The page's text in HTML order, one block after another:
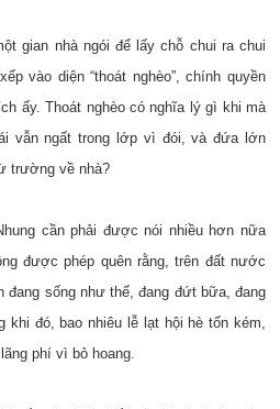
gian nhà ngói để lấy chỗ chui ra chui
vào diện “thoát nghèo”, chính quyền
ấy. Thoát nghèo có nghĩa lý gì khi mà
vẫn ngất trong lớp vì đói, và đứa lớn
trường về nhà?
cần phải được nói nhiều hơn nữa
được phép quên rằng, trên đất nước
đang sống như thế, đang đứt bữa, đang
khi đó, bao nhiêu lễ lạt hội hè tốn kém,
phí vì bỏ hoang.